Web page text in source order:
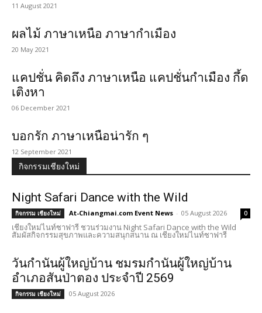
11 August 2021
ผลไม้ ภาษาเหนือ ภาษากำเมือง
20 May 2021
แคปชั่น คิดถึง ภาษาเหนือ แคปชั่นกำเมือง กึ้ด
เติงหา
06 December 2021
บอกรัก ภาษาเหนือน่ารัก ๆ
12 September 2021
กิจกรรมเชียงใหม่
Night Safari Dance with the Wild
กิจกรรม เชียงใหม่ At-Chiangmai.com Event News - 05 August 2026 0
เชียงใหม่ไนท์ซาฟารี ชวนร่วมงาน Night Safari Dance with the Wild
สัมผัสกิจกรรมสุขภาพและความสนุกสนาน ณ เชียงใหม่ไนท์ซาฟารี
วันกำนันผู้ใหญ่บ้าน ชมรมกำนันผู้ใหญ่บ้าน
อำเภอสันป่าตอง ประจำปี 2569
กิจกรรม เชียงใหม่ 05 August 2026